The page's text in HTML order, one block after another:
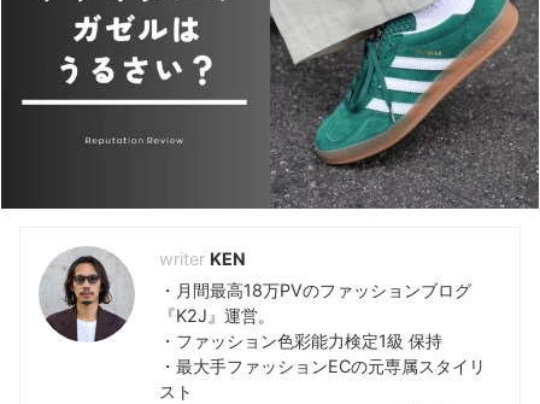
おすすめランキング(48) アディダス (35)
コンバース (5) ダサい ナイキ(6)
ノードグリーン(7) プーマ(5)
(118) 評判解説(48)
KEN
・月間最高18万PVのファッションブログ
『K2J』運営。
・ファッション色彩能力検定1級 保持
・最大手ファッションECの元専属スタイリ
スト